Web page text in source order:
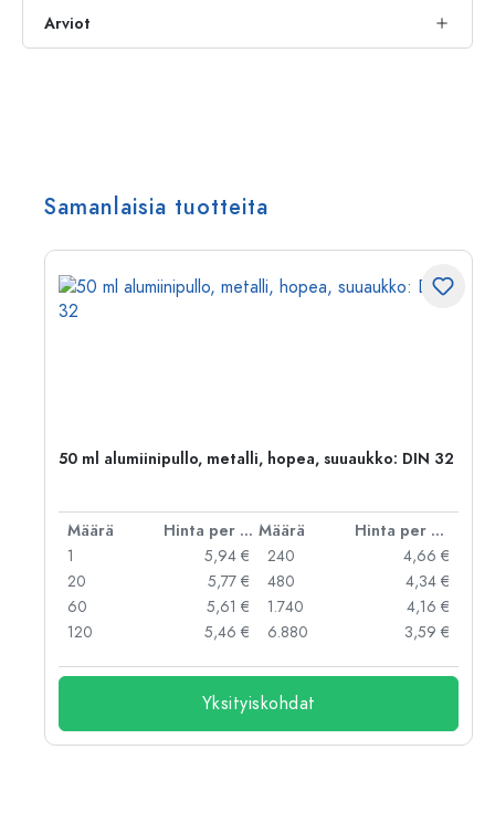
Arviot
Samanlaisia tuotteita
50 ml alumiinipullo, metalli, hopea, suuaukko: DIN 32
Määrä Hinta per kpl Määrä
Hinta per kpl
1
5,94 €
20
5,77 €
60
5,61 €
120
5,46 €
240
4,66 €
480
4,34 €
1.740
4,16 €
6.880
3,59 €
Yksityiskohdat